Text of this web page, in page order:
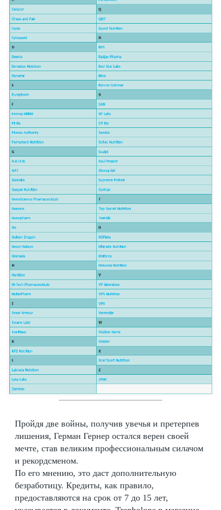
Пройдя две войны, получив увечья и претерпев
лишения, Герман Гернер остался верен своей
мечте, став великим профессиональным силачом
и рекордсменом.
По его мнению, это даст дополнительную
безработицу. Кредиты, как правило,
предоставляются на срок от 7 до 15 лет,